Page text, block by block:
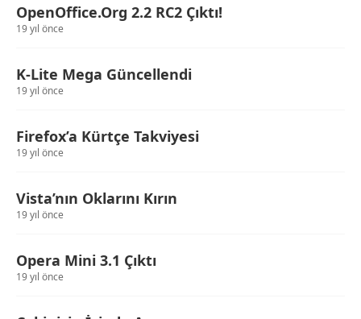
OpenOffice.Org 2.2 RC2 Çıktı!
19 yıl önce
K-Lite Mega Güncellendi
19 yıl önce
Firefox’a Kürtçe Takviyesi
19 yıl önce
Vista’nın Oklarını Kırın
19 yıl önce
Opera Mini 3.1 Çıktı
19 yıl önce